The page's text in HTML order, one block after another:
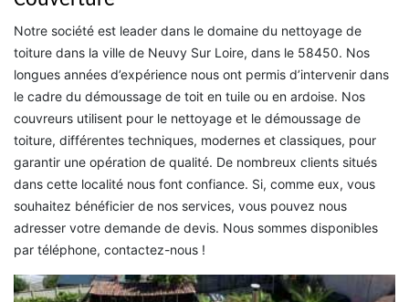
Notre société est leader dans le domaine du nettoyage de
toiture dans la ville de Neuvy Sur Loire, dans le 58450. Nos
longues années d’expérience nous ont permis d’intervenir dans
le cadre du démoussage de toit en tuile ou en ardoise. Nos
couvreurs utilisent pour le nettoyage et le démoussage de
toiture, différentes techniques, modernes et classiques, pour
garantir une opération de qualité. De nombreux clients situés
dans cette localité nous font confiance. Si, comme eux, vous
souhaitez bénéficier de nos services, vous pouvez nous
adresser votre demande de devis. Nous sommes disponibles
par téléphone, contactez-nous !